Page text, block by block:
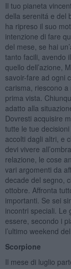
Il tuo pianeta
della serenitá e del
ha ripreso il suo
intenzione di fare
del mese, se hai
tanto facili, avendo
quello dell’azione,
savoir-fare ad ogni
carisma, riescono a
prima vista.
adatto alla
Dovresti acquisire
tutte le tue
accolti dagli altri, e
devi vivere
relazione, le cose
vari argomenti da
decade del segno,
ottobre. Affronta
importanti. Se sei
incontri speciali. Le
essere, secondo i
l’ultimo weekend
Scorpione
Il mese di luglio